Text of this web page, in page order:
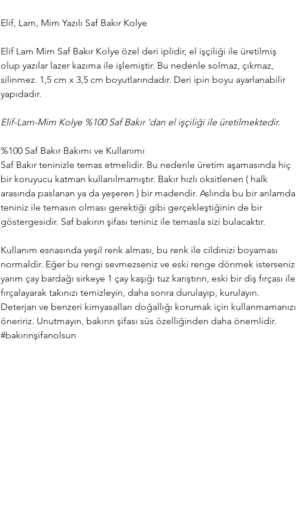
Elif, Lam, Mim Yazılı Saf Bakır Kolye
Elif Lam Mim Saf Bakır Kolye özel deri iplidir, el işçiliği ile üretilmiş
olup yazılar lazer kazıma ile işlemiştir. Bu nedenle solmaz, çıkmaz,
silinmez. 1,5 cm x 3,5 cm boyutlarındadır. Deri ipin boyu ayarlanabilir
yapıdadır.
Elif-Lam-Mim Kolye %100 Saf Bakır 'dan el işçiliği ile üretilmektedir.
%100 Saf Bakır Bakımı ve Kullanımı
Saf Bakır teninizle temas etmelidir. Bu nedenle üretim aşamasında hiç
bir koruyucu katman kullanılmamıştır. Bakır hızlı oksitlenen ( halk
arasında paslanan ya da yeşeren ) bir madendir. Aslında bu bir anlamda
teniniz ile temasın olması gerektiği gibi gerçekleştiğinin de bir
göstergesidir. Saf bakırın şifası teniniz ile temasla sizi bulacaktır.
Kullanım esnasında yeşil renk alması, bu renk ile cildinizi boyaması
normaldir. Eğer bu rengi sevmezseniz ve eski renge dönmek isterseniz
yarım çay bardağı sirkeye 1 çay kaşığı tuz karıştırın, eski bir diş fırçası ile
fırçalayarak takınızı temizleyin, daha sonra durulayıp, kurulayın.
Deterjan ve benzeri kimyasalları doğallığı korumak için kullanmamanızı
öneririz. Unutmayın, bakırın şifası süs özelliğinden daha önemlidir.
#bakırınşifanolsun